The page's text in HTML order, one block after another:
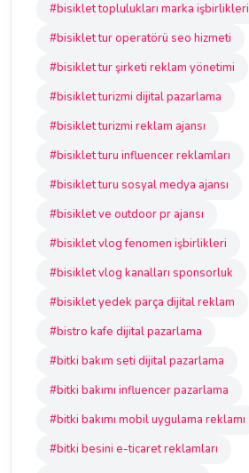
#bisiklet toplulukları marka işbirlikleri
#bisiklet tur operatörü seo hizmeti
#bisiklet tur şirketi reklam yönetimi
#bisiklet turizmi dijital pazarlama
#bisiklet turizmi reklam ajansı
#bisiklet turu influencer reklamları
#bisiklet turu sosyal medya ajansı
#bisiklet ve outdoor pr ajansı
#bisiklet vlog fenomen işbirlikleri
#bisiklet vlog kanalları sponsorluk
#bisiklet yedek parça dijital reklam
#bistro kafe dijital pazarlama
#bitki bakım seti dijital pazarlama
#bitki bakımı influencer pazarlama
#bitki bakımı mobil uygulama reklamı
#bitki besini e-ticaret reklamları